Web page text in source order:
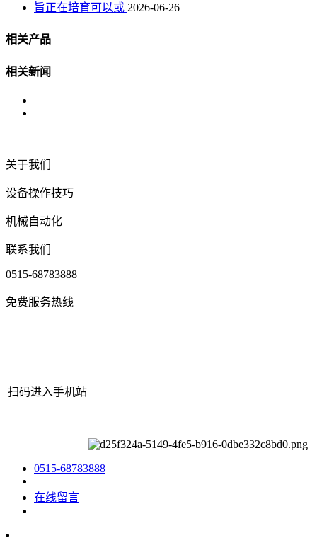
旨正在培育可以或 2026-06-26
相关产品
相关新闻
关于我们
设备操作技巧
机械自动化
联系我们
0515-68783888
免费服务热线
扫码进入手机站
0515-68783888
在线留言